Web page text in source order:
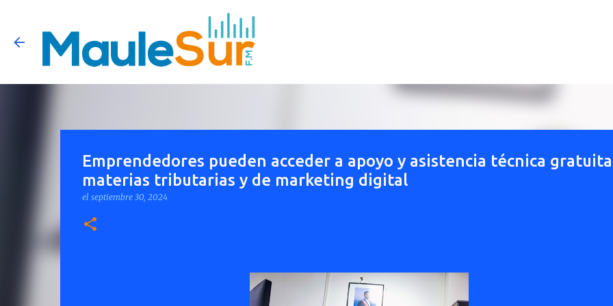
Emprendedores pueden acceder a apoyo y asistencia técnica
materias tributarias y de marketing digital
el septiembre 30, 2024